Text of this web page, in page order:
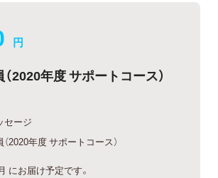
円
2020年度 サポートコース）
セージ
2020年度 サポートコース）
にお届け予定です。